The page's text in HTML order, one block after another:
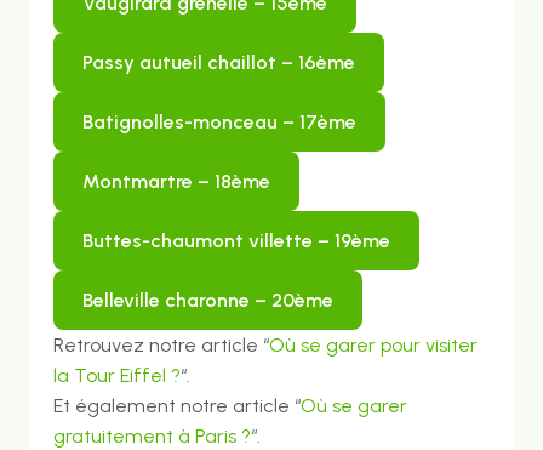
passy autueil chaillot – 16ème
batignolles-monceau – 17ème
montmartre – 18ème
buttes-chaumont villette – 19ème
belleville charonne – 20ème
Retrouvez notre article “Où se garer pour visiter
la Tour Eiffel ?“.
Et également notre article “Où se garer
gratuitement à Paris ?“.